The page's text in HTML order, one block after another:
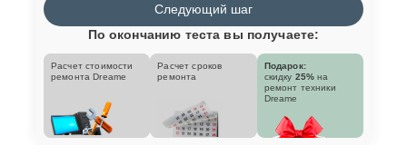
Следующий шаг
По окончанию теста вы получаете:
Расчет стоимости
ремонта Dreame
Расчет сроков
ремонта
Подарок:
скидку 25% на
ремонт техники
Dreame